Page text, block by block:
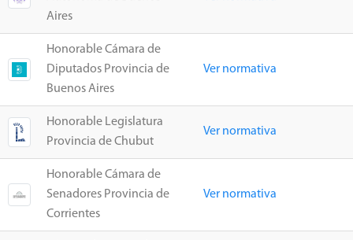
Aires
Honorable Cámara de
Diputados Provincia de
Buenos Aires
Ver normativa
Honorable Legislatura
Provincia de Chubut
Ver normativa
Honorable Cámara de
Senadores Provincia de
Corrientes
Ver normativa